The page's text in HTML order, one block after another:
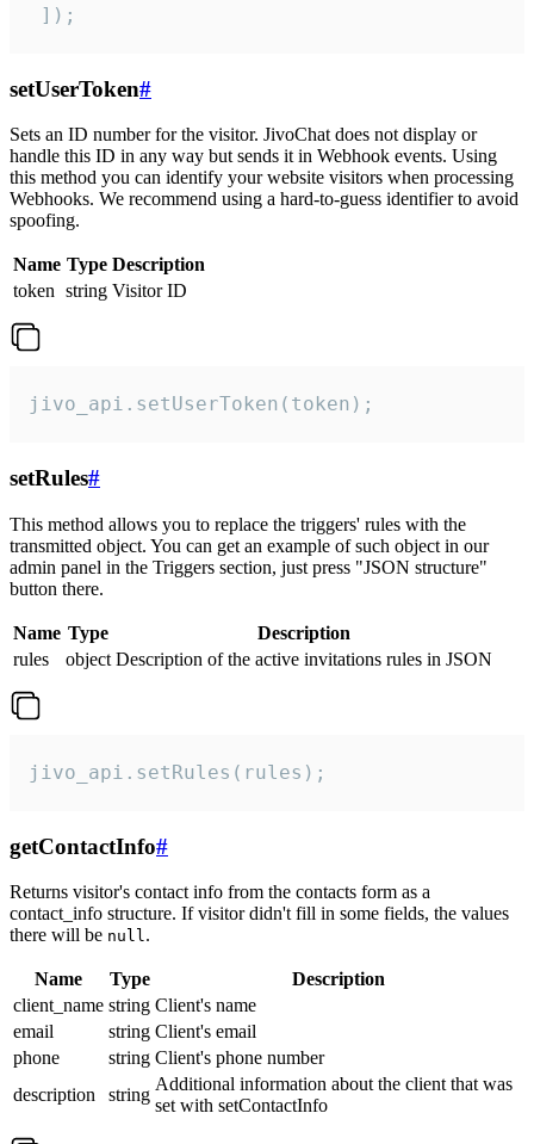
]);
setUserToken#
Sets an ID number for the visitor. JivoChat does not display or
handle this ID in any way but sends it in Webhook events. Using
this method you can identify your website visitors when processing
Webhooks. We recommend using a hard-to-guess identifier to avoid
spoofing.
Name Type Description
token string Visitor ID
jivo_api.setUserToken(token);
setRules#
This method allows you to replace the triggers' rules with the
transmitted object. You can get an example of such object in our
admin panel in the Triggers section, just press "JSON structure"
button there.
Name Type
Description
rules
object Description of the active invitations rules in JSON
jivo_api.setRules(rules);
getContactInfo#
Returns visitor's contact info from the contacts form as a
contact_info structure. If visitor didn't fill in some fields, the values
there will be null.
Name Type
Description
client_name string Client's name
email
string Client's email
phone
string Client's phone number
description
string
Additional information about the client that was
set with setContactInfo